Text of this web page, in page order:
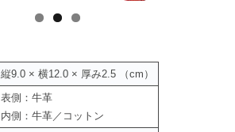
縦9.0 × 横12.0 × 厚み2.5 （cm）
表側：牛革
内側：牛革／コットン